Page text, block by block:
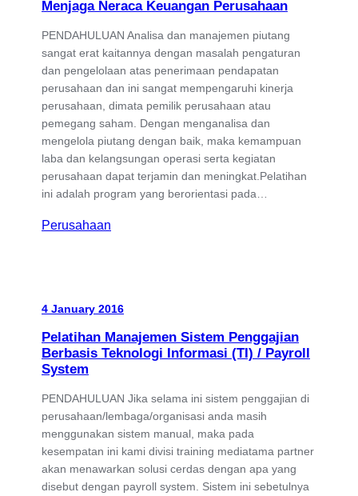
Menjaga Neraca Keuangan Perusahaan
PENDAHULUAN Analisa dan manajemen piutang
sangat erat kaitannya dengan masalah pengaturan
dan pengelolaan atas penerimaan pendapatan
perusahaan dan ini sangat mempengaruhi kinerja
perusahaan, dimata pemilik perusahaan atau
pemegang saham. Dengan menganalisa dan
mengelola piutang dengan baik, maka kemampuan
laba dan kelangsungan operasi serta kegiatan
perusahaan dapat terjamin dan meningkat.Pelatihan
ini adalah program yang berorientasi pada…
Perusahaan
4 January 2016
Pelatihan Manajemen Sistem Penggajian
Berbasis Teknologi Informasi (TI) / Payroll
System
PENDAHULUAN Jika selama ini sistem penggajian di
perusahaan/lembaga/organisasi anda masih
menggunakan sistem manual, maka pada
kesempatan ini kami divisi training mediatama partner
akan menawarkan solusi cerdas dengan apa yang
disebut dengan payroll system. Sistem ini sebetulnya